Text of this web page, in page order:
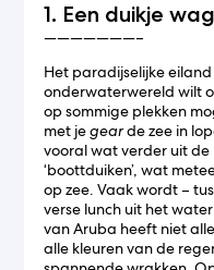
1. Een duikje
———————–
Het paradijselijke
onderwaterwereld wilt
op sommige plekken
met jegearde zee in
vooral wat verder uit
‘boottduiken’, wat
op zee. Vaak wordt –
verse lunch uit het
van Aruba heeft niet
alle kleuren van de